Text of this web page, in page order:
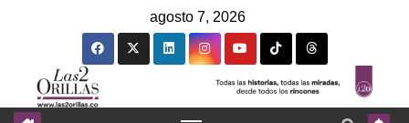
agosto 7, 2026